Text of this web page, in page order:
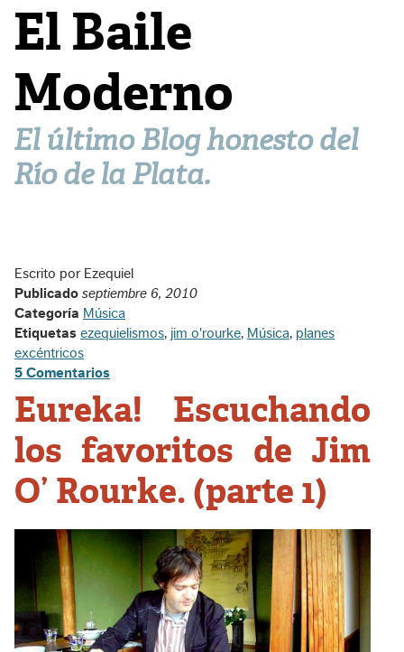
El Baile
Moderno
El último Blog honesto del
Río de la Plata.
Escrito por Ezequiel
Publicado septiembre 6, 2010
Categoría Música
Etiquetas ezequielismos, jim o'rourke, Música, planes
excéntricos
5 Comentarios
Eureka! Escuchando
los favoritos de Jim
O’ Rourke. (parte 1)